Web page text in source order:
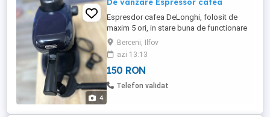
4
Espresdor cafea DeLonghi, folosit de
maxim 5 ori, in stare buna de functionare
Berceni, Ilfov
azi 13:13
150 RON
Telefon validat